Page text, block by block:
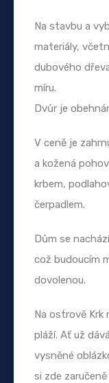
Na stavbu a
materiály,
dubového
míru.
Dvůr je
V ceně je
a kožená
krbem,
čerpadlem.
Dům se
což budoucím
dovolenou.
Na ostrově Krk
pláží. Ať už
vysněné
si zde